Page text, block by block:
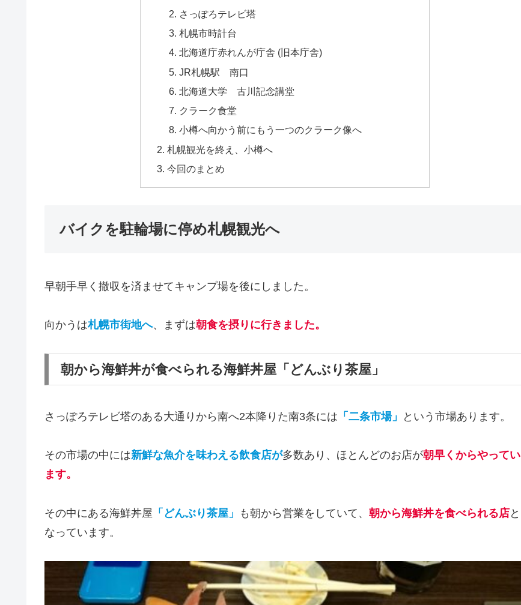
さっぽろテレビ塔
札幌市時計台
北海道庁赤れんが庁舎 (旧本庁舎)
JR札幌駅 南口
北海道大学 古川記念講堂
クラーク食堂
小樽へ向かう前にもう一つのクラーク像へ
札幌観光を終え、小樽へ
今回のまとめ
バイクを駐輪場に停め札幌観光へ
早朝手早く撤収を済ませてキャンプ場を後にしました。
向かうは札幌市街地へ、まずは朝食を摂りに行きました。
朝から海鮮丼が食べられる海鮮丼屋「どんぶり茶屋」
さっぽろテレビ塔のある大通りから南へ2本降りた南3条には 「二条市場」 という市場あります。
その市場の中には新鮮な魚介を味わえる飲食店が多数あり、ほとんどのお店が朝早くからやってい
ます。
その中にある海鮮丼屋 「どんぶり茶屋」 も朝から営業をしていて、 朝から海鮮丼を食べられる店と
なっています。